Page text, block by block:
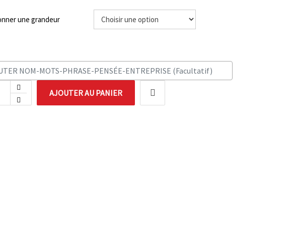
une grandeur
AJOUTER AU PANIER